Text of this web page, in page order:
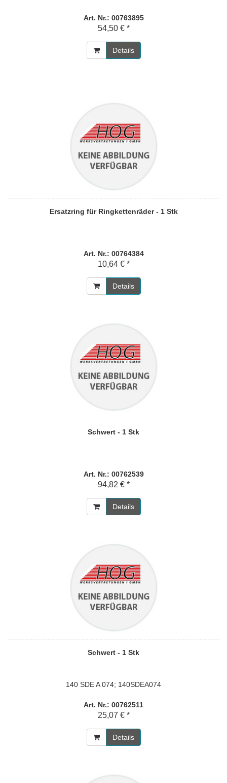
Art. Nr.: 00763895
54,50 € *
Details
Ersatzring für Ringkettenräder - 1 Stk
Art. Nr.: 00764384
10,64 € *
Details
Schwert - 1 Stk
Art. Nr.: 00762539
94,82 € *
Details
Schwert - 1 Stk
140 SDE A 074; 140SDEA074
Art. Nr.: 00762511
25,07 € *
Details